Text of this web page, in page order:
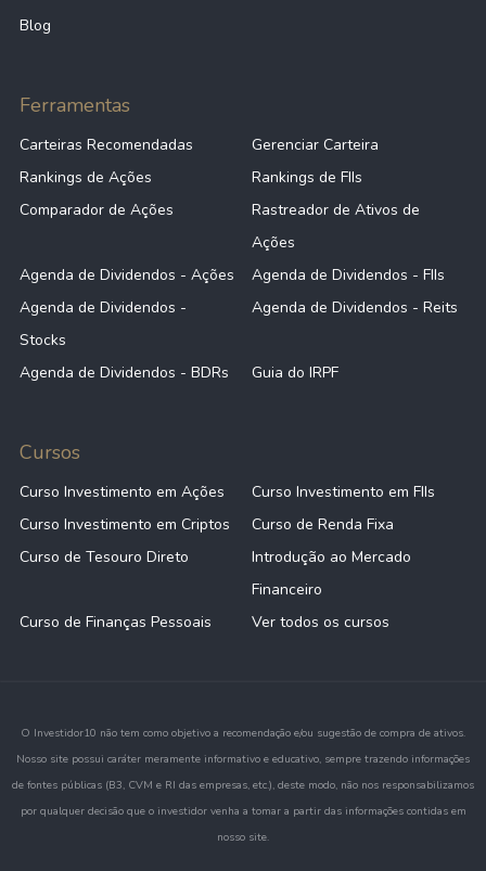
Blog
Ferramentas
Carteiras Recomendadas
Gerenciar Carteira
Rankings de Ações
Rankings de FIIs
Comparador de Ações
Rastreador de Ativos de
Ações
Agenda de Dividendos - Ações
Agenda de Dividendos - FIIs
Agenda de Dividendos -
Stocks
Agenda de Dividendos - Reits
Agenda de Dividendos - BDRs Guia do IRPF
Cursos
Curso Investimento em Ações
Curso Investimento em FIIs
Curso Investimento em Criptos
Curso de Renda Fixa
Curso de Tesouro Direto
Introdução ao Mercado
Financeiro
Curso de Finanças Pessoais
Ver todos os cursos
O Investidor10 não tem como objetivo a recomendação e/ou sugestão de compra de ativos.
Nosso site possui caráter meramente informativo e educativo, sempre trazendo informações
de fontes públicas (B3, CVM e RI das empresas, etc.), deste modo, não nos responsabilizamos
por qualquer decisão que o investidor venha a tomar a partir das informações contidas em
nosso site.